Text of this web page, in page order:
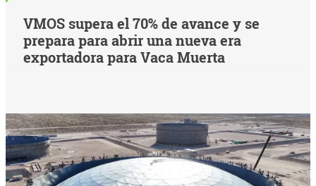
VMOS supera el 70% de avance y se
prepara para abrir una nueva era
exportadora para Vaca Muerta